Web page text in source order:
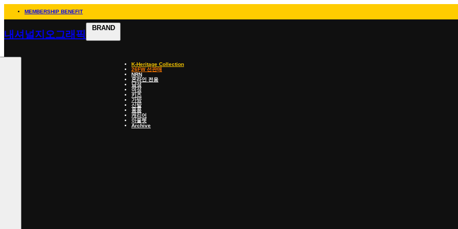
MEMBERSHIP BENEFIT
내셔널지오그래픽
BRAND
K-Heritage Collection
26FW 선판매
NRN
온라인 전용
남성
여성
키즈
가방
신발
용품
캐리어
아울렛
Archive